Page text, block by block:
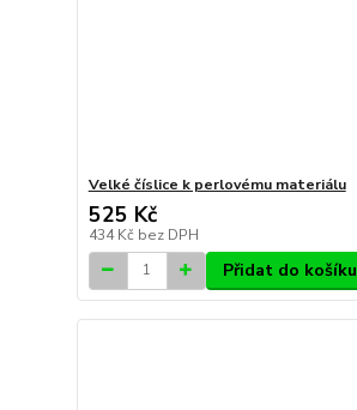
Velké číslice k perlovému materiálu
525 Kč
434 Kč bez DPH
Přidat do košíku